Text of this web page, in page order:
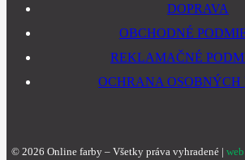
DOPRAVA
OBCHODNÉ
REKLAMAČNÉ
OCHRANA OSOBNÝCH
© 2026 Online farby – Všetky práva vyhradené |